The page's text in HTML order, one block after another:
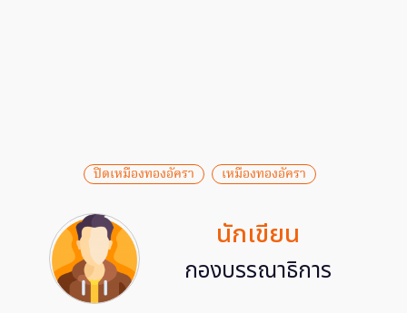
ปิดเหมืองทองอัครา เหมืองทองอัครา
นักเขียน
กองบรรณาธิการ